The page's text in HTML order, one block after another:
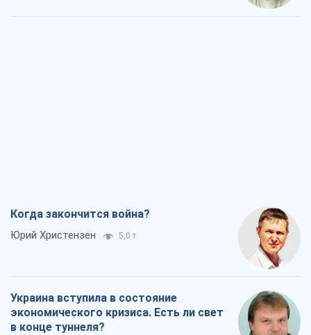
Когда закончится война?
Юрий Христензен 5,0 т.
Украина вступила в состояние
экономического кризиса. Есть ли свет
в конце туннеля?